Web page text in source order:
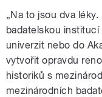
„Na to jsou dva
badatelskou
univerzit nebo do
vytvořit opravdu
historiků s
mezinárodních